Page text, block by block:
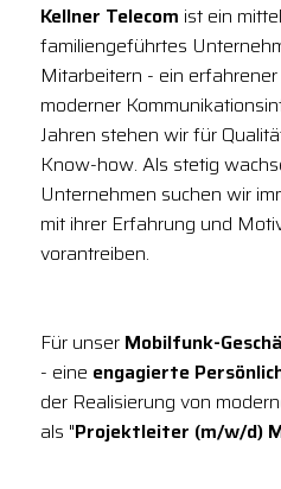
Kellner Telecom ist ein
familiengeführtes
Mitarbeitern - ein
moderner
Jahren stehen wir für
Know-how. Als stetig
Unternehmen suchen wir
mit ihrer Erfahrung und
vorantreiben.
Für unser Mobilfunk-
- eine engagierte
der Realisierung von
als "Projektleiter (m/w/d)